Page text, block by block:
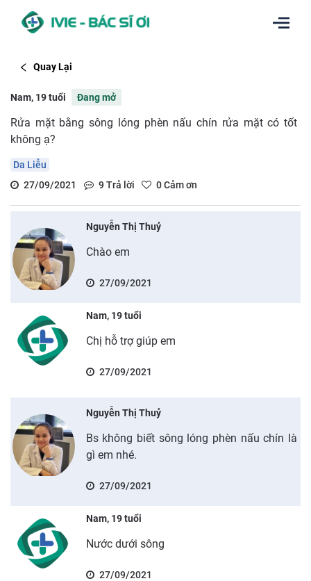
Quay Lại
Nam, 19 tuổi Đang mở
Rửa mặt bằng sông lóng phèn nấu chín rửa mặt có tốt
không ạ?
Da Liễu
27/09/2021
9Trả lời 0Cảm ơn
Nguyễn Thị Thuỷ
Chào em
27/09/2021
Nam, 19 tuổi
Chị hỗ trợ giúp em
27/09/2021
Nguyễn Thị Thuỷ
Bs không biết sông lóng phèn nấu chín là
gì em nhé.
27/09/2021
Nam, 19 tuổi
Nước dưới sông
27/09/2021